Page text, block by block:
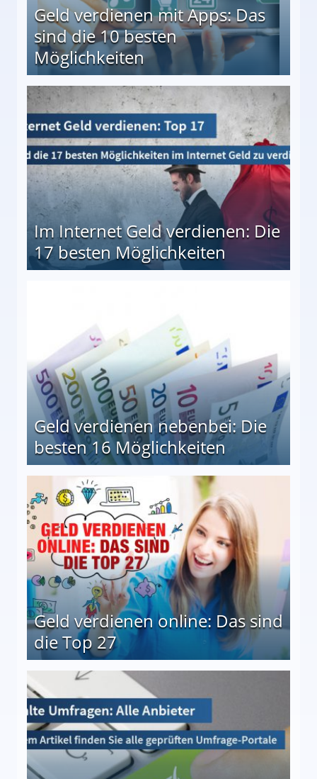
Geld verdienen mit Apps: Das
sind die 10 besten
Möglichkeiten
besten Möglichkeiten
Im Internet Geld verdienen: Die
17 besten Möglichkeiten
Geld verdienen nebenbei: Die
besten 16 Möglichkeiten
Geld verdienen online: Das sind
die Top 27